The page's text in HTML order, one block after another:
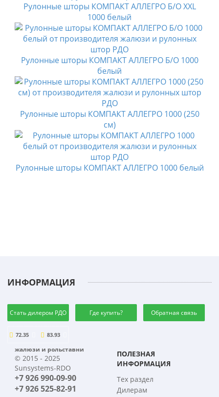
Рулонные шторы КОМПАКТ АЛЛЕГРО Б/О XXL
1000 белый
Рулонные шторы КОМПАКТ АЛЛЕГРО Б/О 1000
белый
Рулонные шторы КОМПАКТ АЛЛЕГРО 1000 (250
см)
Рулонные шторы КОМПАКТ АЛЛЕГРО 1000 белый
ИНФОРМАЦИЯ
Стать дилером РДО Где купить? Обратная связь
72.35 83.93
жалюзи и рольставни
© 2015 - 2025
Sunsystems-RDO
+7 926 990-09-90
+7 926 525-82-91
ПОЛЕЗНАЯ
ИНФОРМАЦИЯ
Тех раздел
Дилерам